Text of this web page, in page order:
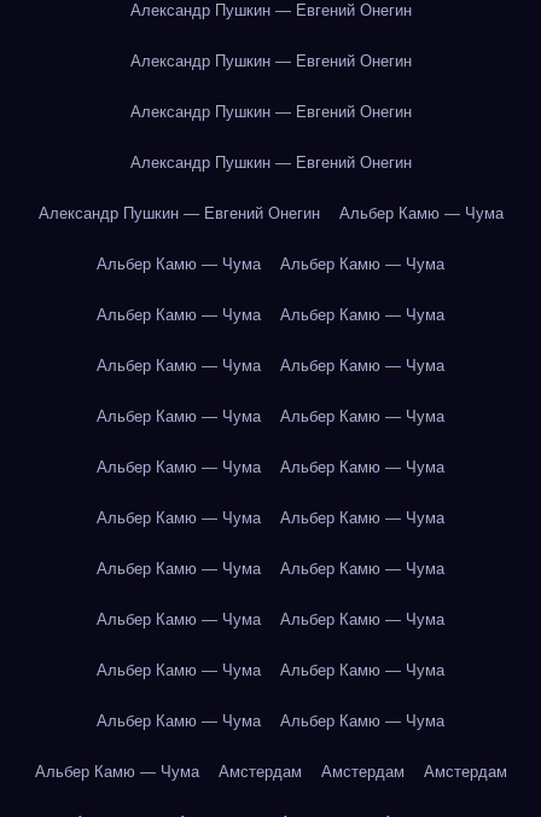
Александр Пушкин — Евгений Онегин
Александр Пушкин — Евгений Онегин
Александр Пушкин — Евгений Онегин
Александр Пушкин — Евгений Онегин
Александр Пушкин — Евгений Онегин Альбер Камю — Чума
Альбер Камю — Чума Альбер Камю — Чума
Альбер Камю — Чума Альбер Камю — Чума
Альбер Камю — Чума Альбер Камю — Чума
Альбер Камю — Чума Альбер Камю — Чума
Альбер Камю — Чума Альбер Камю — Чума
Альбер Камю — Чума Альбер Камю — Чума
Альбер Камю — Чума Альбер Камю — Чума
Альбер Камю — Чума Альбер Камю — Чума
Альбер Камю — Чума Альбер Камю — Чума
Альбер Камю — Чума Альбер Камю — Чума
Альбер Камю — Чума Амстердам Амстердам Амстердам